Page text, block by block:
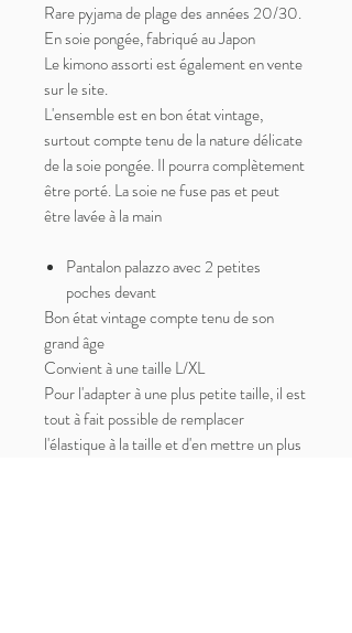
Rare pyjama de plage des années 20/30.
En soie pongée, fabriqué au Japon
Le kimono assorti est également en vente
sur le site.
L'ensemble est en bon état vintage,
surtout compte tenu de la nature délicate
de la soie pongée. Il pourra complètement
être porté. La soie ne fuse pas et peut
être lavée à la main
Pantalon palazzo avec 2 petites
poches devant
Bon état vintage compte tenu de son
grand âge
Convient à une taille L/XL
Pour l'adapter à une plus petite taille, il est
tout à fait possible de remplacer
l'élastique à la taille et d'en mettre un plus